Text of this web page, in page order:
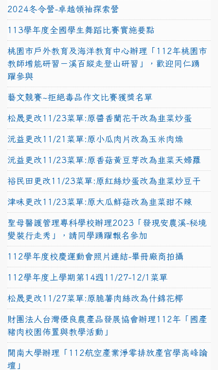
2024冬令營-卓越領袖探索營
113學年度全國學生舞蹈比賽實施要點
桃園市戶外教育及海洋教育中心辦理「112年桃園市
教師增能研習－溪百縱走登山研習」，歡迎同仁踴
躍參與
藝文競賽~拒絕毒品作文比賽獲獎名單
松晟更改11/23菜單:原醬香蘭花干改為韭菜炒蛋
沅益更改11/21菜單:原小瓜肉片改為玉米肉燥
沅益更改11/23菜單:原香菇黃豆芽改為韭菜天婦羅
裕民田更改11/23菜單:原紅絲炒蛋改為韭菜炒豆干
津味更改11/23菜單:原大瓜鮮菇改為韭菜甜不辣
聖母醫護管理專科學校辦理2023「發現安農溪-秘境
變裝行走秀」，請同學踴躍報名參加
112學年度校慶運動會照片連結-畢冊廠商拍攝
112學年度上學期第14週11/27-12/1菜單
松晟更改11/27菜單:原脆薯肉絲改為什錦花椰
財團法人台灣優良農產品發展協會辦理112年「國產
豬肉校園佈置與教學活動」
開南大學辦理「112航空產業淨零排放產官學高峰論
壇」